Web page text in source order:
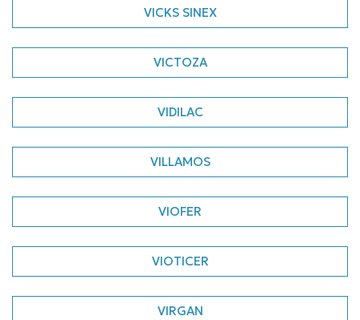
VICKS SINEX
VICTOZA
VIDILAC
VILLAMOS
VIOFER
VIOTICER
VIRGAN